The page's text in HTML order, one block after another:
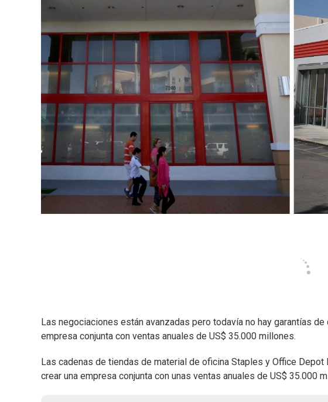
Las negociaciones están avanzadas pero todavía no hay garantías
empresa conjunta con ventas anuales de US$ 35.000 millones.
Las cadenas de tiendas de material de oficina Staples y Office
crear una empresa conjunta con unas ventas anuales de US$ 35.000